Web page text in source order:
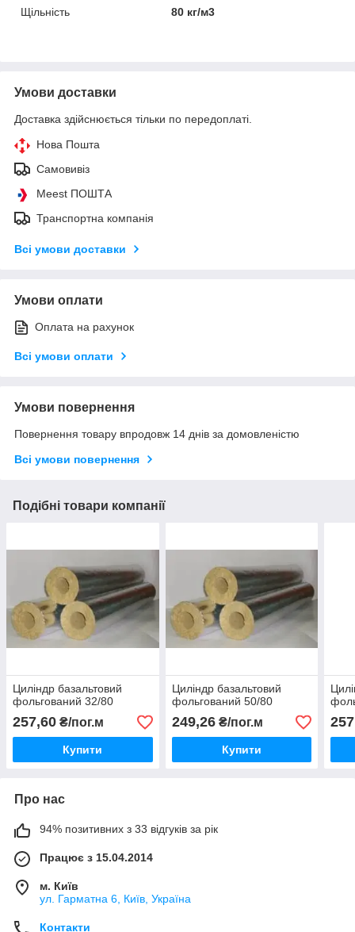
Щільність 80 кг/м3
Умови доставки
Доставка здійснюється тільки по передоплаті.
Нова Пошта
Самовивіз
Meest ПОШТА
Транспортна компанія
Всі умови доставки
Умови оплати
Оплата на рахунок
Всі умови оплати
Умови повернення
Повернення товару впродовж 14 днів за домовленістю
Всі умови повернення
Подібні товари компанії
Циліндр базальтовий
фольгований 32/80
257,60 ₴/пог.м
Купити
Циліндр базальтовий
фольгований 50/80
249,26₴/пог.м
Купити
Про нас
94% позитивних з 33 відгуків за рік
Працює з 15.04.2014
м. Київ
ул. Гарматна 6, Київ, Україна
Контакти